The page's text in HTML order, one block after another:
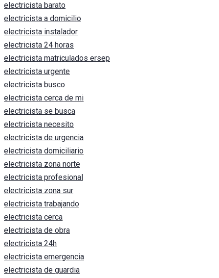
electricista barato
electricista a domicilio
electricista instalador
electricista 24 horas
electricista matriculados ersep
electricista urgente
electricista busco
electricista cerca de mi
electricista se busca
electricista necesito
electricista de urgencia
electricista domiciliario
electricista zona norte
electricista profesional
electricista zona sur
electricista trabajando
electricista cerca
electricista de obra
electricista 24h
electricista emergencia
electricista de guardia